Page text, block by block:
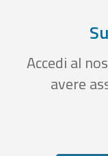
Accedi al
avere